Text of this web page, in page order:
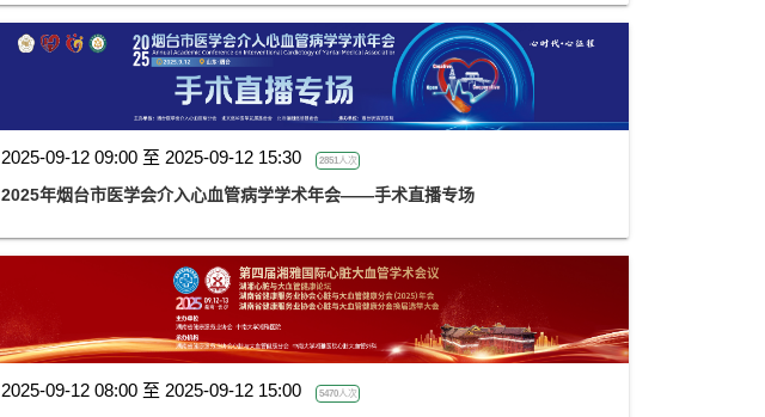
2025-09-12 09:00 至 2025-09-12 15:30 2851人次
2025年烟台市医学会介入心血管病学学术年会——手术直播专场
2025-09-12 08:00 至 2025-09-12 15:00 5470人次